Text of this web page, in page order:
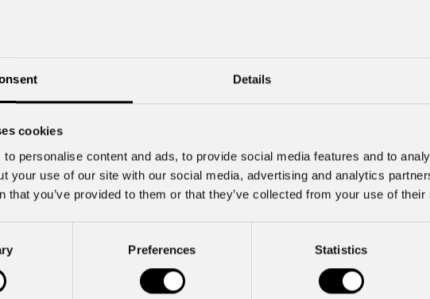
Details
cookies
to personalise content and ads, to provide social media features and to
your use of our site with our social media, advertising and analytics
that you’ve provided to them or that they’ve collected from your use of
Preferences Statistics
informazioni commerciali e iniziative di marketing.
GDPR; acconsento al trattamento ai sensi dell'art. 6 del GDPR